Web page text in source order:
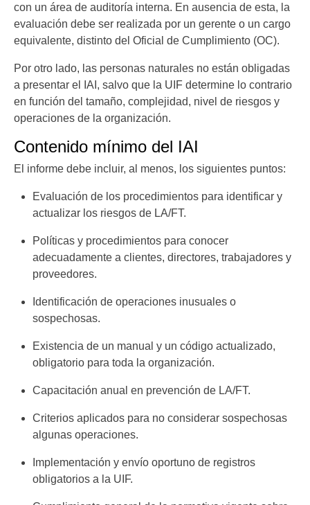
con un área de auditoría interna. En ausencia de esta, la
evaluación debe ser realizada por un gerente o un cargo
equivalente, distinto del Oficial de Cumplimiento (OC).
Por otro lado, las personas naturales no están obligadas
a presentar el IAI, salvo que la UIF determine lo contrario
en función del tamaño, complejidad, nivel de riesgos y
operaciones de la organización.
Contenido mínimo del IAI
El informe debe incluir, al menos, los siguientes puntos:
Evaluación de los procedimientos para identificar y
actualizar los riesgos de LA/FT.
Políticas y procedimientos para conocer
adecuadamente a clientes, directores, trabajadores y
proveedores.
Identificación de operaciones inusuales o
sospechosas.
Existencia de un manual y un código actualizado,
obligatorio para toda la organización.
Capacitación anual en prevención de LA/FT.
Criterios aplicados para no considerar sospechosas
algunas operaciones.
Implementación y envío oportuno de registros
obligatorios a la UIF.